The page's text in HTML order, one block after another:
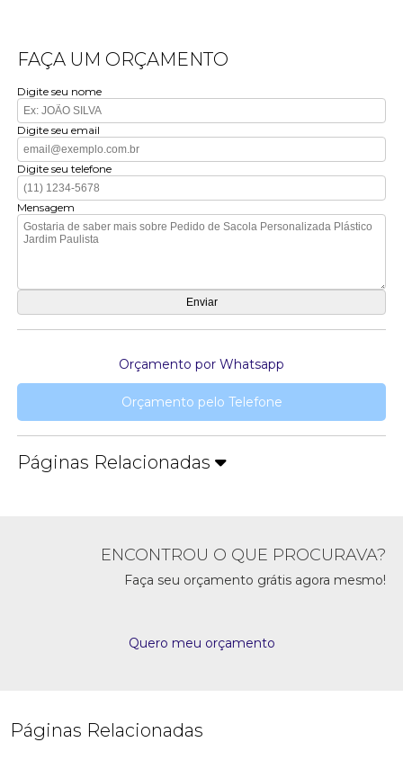
FAÇA UM ORÇAMENTO
Digite seu nome
Digite seu email
Digite seu telefone
Mensagem
Orçamento por Whatsapp
Orçamento pelo Telefone
Páginas Relacionadas
ENCONTROU O QUE PROCURAVA?
Faça seu orçamento grátis agora mesmo!
Quero meu orçamento
Páginas Relacionadas